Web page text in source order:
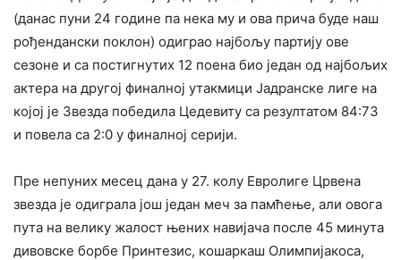
(данас пуни 24 године па нека му и ова прича буде наш
рођендански поклон) одиграо најбољу партију ове
сезоне и са постигнутих 12 поена био један од најбољих
актера на другој финалној утакмици Јадранске лиге на
којој је Звезда победила Цедевиту са резултатом 84:73
и повела са 2:0 у финалној серији.
Пре непуних месец дана у 27. колу Евролиге Црвена
звезда је одиграла још један меч за памћење, али овога
пута на велику жалост њених навијача после 45 минута
дивовске борбе Принтезис, кошаркаш Олимпијакоса,